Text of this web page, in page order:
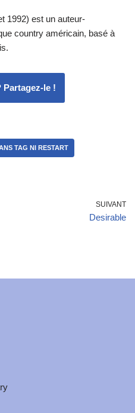
1992) est un auteur-
country américain, basé à
Partagez-le !
TAG NI RESTART
SUIVANT
Desirable